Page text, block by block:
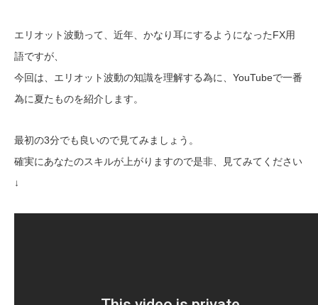
エリオット波動って、近年、かなり耳にするようになったFX用
語ですが、
今回は、エリオット波動の知識を理解する為に、YouTubeで一番
為に夏たものを紹介します。
最初の3分でも良いので見てみましょう。
確実にあなたのスキルが上がりますので是非、見てみてください
↓